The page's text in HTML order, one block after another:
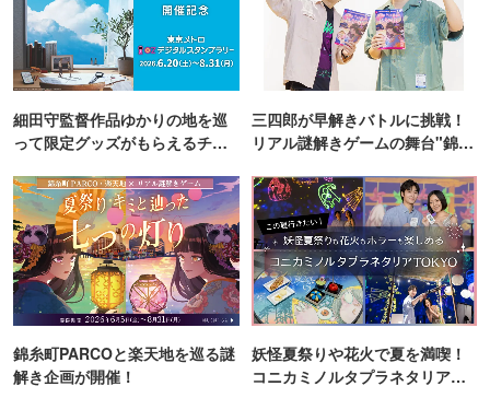
細田守監督作品ゆかりの地を巡
って限定グッズがもらえるチャ
三四郎が早解きバトルに挑戦！
リアル謎解きゲームの舞台"錦糸
錦糸町PARCOと楽天地を巡る謎
解き企画が開催！
妖怪夏祭りや花火で夏を満喫！
コニカミノルタプラネタリア